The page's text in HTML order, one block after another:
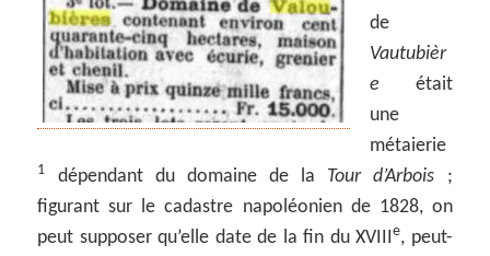
de
Vautubièr
e était
une
métaierie
1 dépendant du domaine de la Tour d’Arbois ;
figurant sur le cadastre napoléonien de 1828, on
peut supposer qu’elle date de la fin du XVIIIe, peut-